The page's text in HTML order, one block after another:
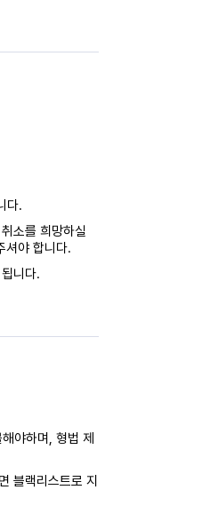
다.
소를 희망하실
셔야 합니다.
니다.
야하며, 형법 제
블랙리스트로 지